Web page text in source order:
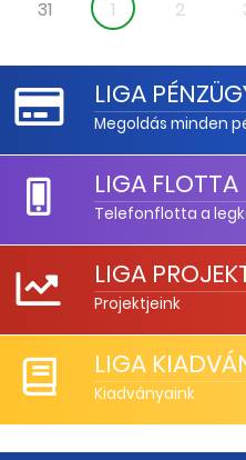
31 1 2
LIGA
Megoldás minden
LIGA FLOTTA
Telefonflotta a
LIGA
Projektjeink
LIGA
Kiadványaink